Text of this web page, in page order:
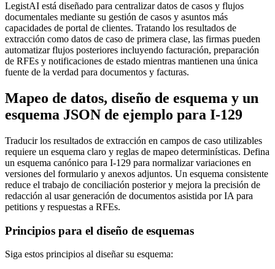
LegistAI está diseñado para centralizar datos de casos y flujos
documentales mediante su gestión de casos y asuntos más
capacidades de portal de clientes. Tratando los resultados de
extracción como datos de caso de primera clase, las firmas pueden
automatizar flujos posteriores incluyendo facturación, preparación
de RFEs y notificaciones de estado mientras mantienen una única
fuente de la verdad para documentos y facturas.
Mapeo de datos, diseño de esquema y un
esquema JSON de ejemplo para I-129
Traducir los resultados de extracción en campos de caso utilizables
requiere un esquema claro y reglas de mapeo determinísticas. Defina
un esquema canónico para I-129 para normalizar variaciones en
versiones del formulario y anexos adjuntos. Un esquema consistente
reduce el trabajo de conciliación posterior y mejora la precisión de
redacción al usar generación de documentos asistida por IA para
petitions y respuestas a RFEs.
Principios para el diseño de esquemas
Siga estos principios al diseñar su esquema: